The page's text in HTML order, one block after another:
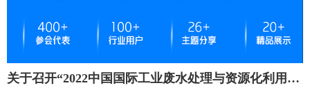
关于召开“2022中国国际工业废水处理与资源化利用峰会”的通知